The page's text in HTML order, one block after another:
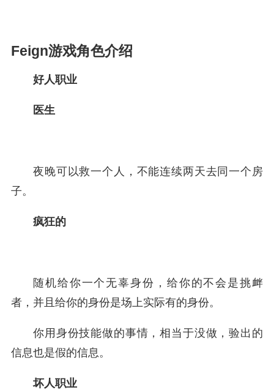
Feign游戏角色介绍
好人职业
医生
夜晚可以救一个人，不能连续两天去同一个房
子。
疯狂的
随机给你一个无辜身份，给你的不会是挑衅
者，并且给你的身份是场上实际有的身份。
你用身份技能做的事情，相当于没做，验出的
信息也是假的信息。
坏人职业